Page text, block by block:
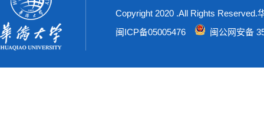
Copyright 2020 .All Rights Reserved.
闽ICP备05005476
闽公网安备